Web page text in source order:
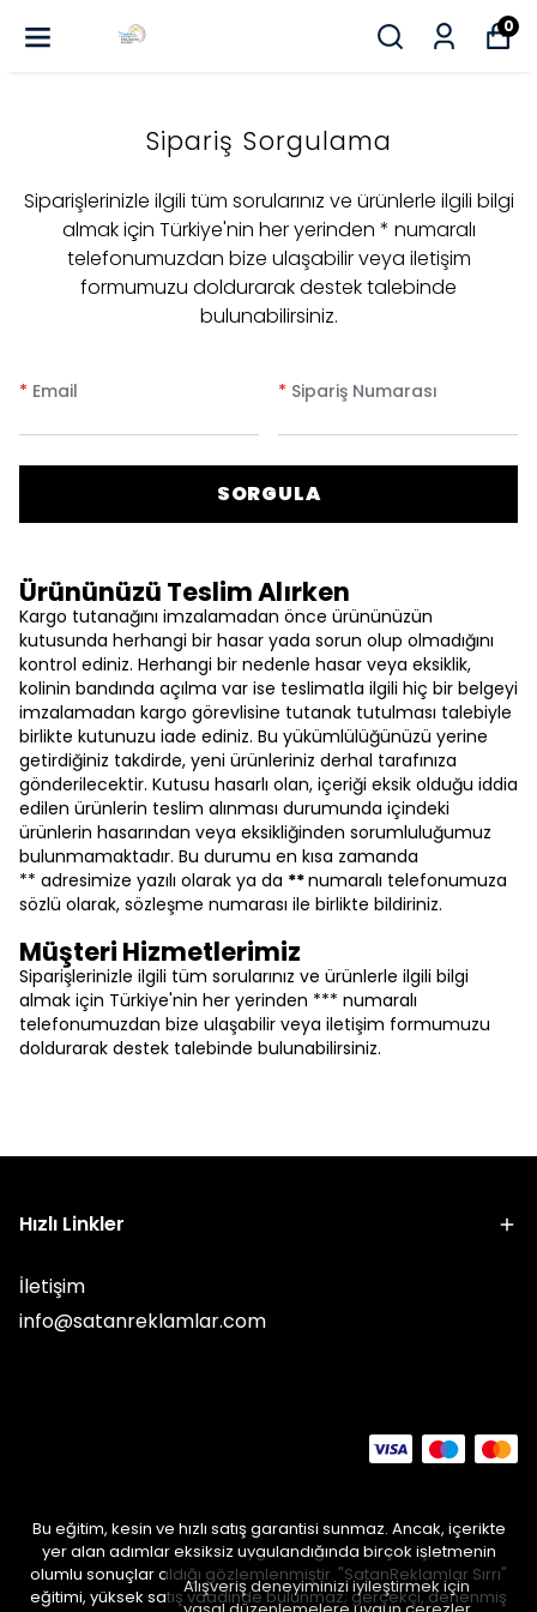
0
Alışveriş deneyiminizi iyileştirmek için
Sipariş Sorgulama
Siparişlerinizle ilgili tüm sorularınız ve ürünlerle ilgili bilgi
almak için Türkiye'nin her yerinden * numaralı
telefonumuzdan bize ulaşabilir veya iletişim
formumuzu doldurarak destek talebinde
bulunabilirsiniz.
* Email * Sipariş Numarası
SORGULA
Ürününüzü Teslim Alırken
Kargo tutanağını imzalamadan önce ürününüzün
kutusunda herhangi bir hasar yada sorun olup olmadığını
kontrol ediniz. Herhangi bir nedenle hasar veya eksiklik,
kolinin bandında açılma var ise teslimatla ilgili hiç bir belgeyi
imzalamadan kargo görevlisine tutanak tutulması talebiyle
birlikte kutunuzu iade ediniz. Bu yükümlülüğünüzü yerine
getirdiğiniz takdirde, yeni ürünleriniz derhal tarafınıza
gönderilecektir. Kutusu hasarlı olan, içeriği eksik olduğu iddia
edilen ürünlerin teslim alınması durumunda içindeki
ürünlerin hasarından veya eksikliğinden sorumluluğumuz
bulunmamaktadır. Bu durumu en kısa zamanda
** adresimize yazılı olarak ya da **numaralı telefonumuza
sözlü olarak, sözleşme numarası ile birlikte bildiriniz.
Müşteri Hizmetlerimiz
Siparişlerinizle ilgili tüm sorularınız ve ürünlerle ilgili bilgi
almak için Türkiye'nin her yerinden *** numaralı
telefonumuzdan bize ulaşabilir veya iletişim formumuzu
doldurarak destek talebinde bulunabilirsiniz.
Hızlı Linkler
İletişim
info@satanreklamlar.com
Bu eğitim, kesin ve hızlı satış garantisi sunmaz. Ancak, içerikte
yer alan adımlar eksiksiz uygulandığında birçok işletmenin
olumlu sonuçlar aldığı gözlemlenmiştir. "SatanReklamlar Sırrı"
eğitimi, yüksek satış vaadinde bulunmaz; gerçekçi, denenmiş